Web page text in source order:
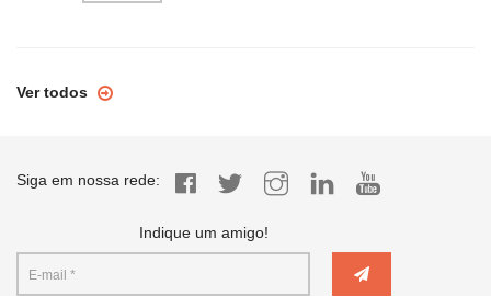
Ver todos
Siga em nossa rede:
Indique um amigo!